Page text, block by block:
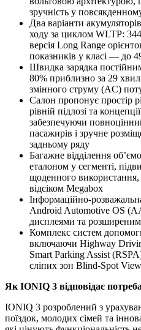
зручність у
Два варіанти
ходу за циклом WLTP:
версія Long Range
показників у класі — до
Швидка зарядка
80% приблизно за 29
змінного струму (AC)
Салон пропонує простір
рівній підлозі та
забезпечуючи
пасажирів і зручне
задньому ряду
Багажне відділення
еталоном у сегменті,
щоденного
відсіком Megabox
Інформаційно-
Android Automotive OS
дисплеями та
Комплекс систем
включаючи Highway
Smart Parking Assist
сліпих зон Blind-Spot
Як IONIQ 3 відповідає
IONIQ 3 розроблений з
поїздок, молодих сімей та